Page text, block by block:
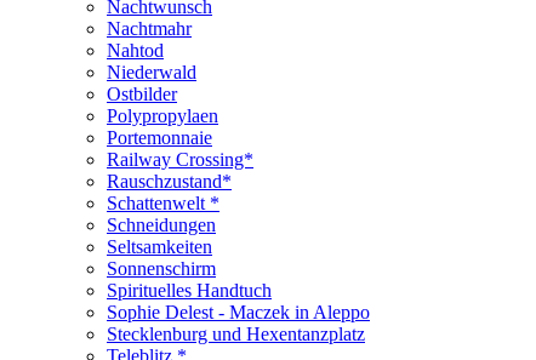
Nachtwunsch
Nachtmahr
Nahtod
Niederwald
Ostbilder
Polypropylaen
Portemonnaie
Railway Crossing*
Rauschzustand*
Schattenwelt *
Schneidungen
Seltsamkeiten
Sonnenschirm
Spirituelles Handtuch
Sophie Delest - Maczek in Aleppo
Stecklenburg und Hexentanzplatz